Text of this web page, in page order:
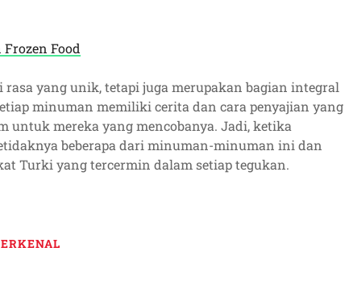
Food
yang unik, tetapi juga merupakan bagian integral
minuman memiliki cerita dan cara penyajian yang
untuk mereka yang mencobanya. Jadi, ketika
beberapa dari minuman-minuman ini dan
Turki yang tercermin dalam setiap tegukan.